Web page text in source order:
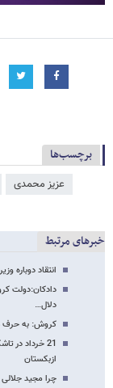
برچسب‌ها
عزیز محمدی
خبرهای مرتبط
انتقاد دوباره
دادکان:دولت
دلال…
کروش: به حرف
21 خرداد در
ازبکستان
چرا مجید